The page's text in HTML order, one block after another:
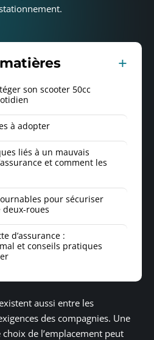
son scooter 50cc
à adopter
liés à un mauvais
et comment les
pour sécuriser
roues
d’assurance :
et conseils pratiques
aussi entre les
des compagnies. Une
de l’emplacement peut